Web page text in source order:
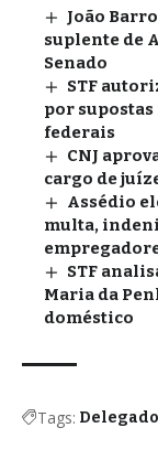
João
suplente de
Senado
STF
por
federais
CNJ
cargo de
Assédio
multa,
STF
Maria da
doméstico
Tags: